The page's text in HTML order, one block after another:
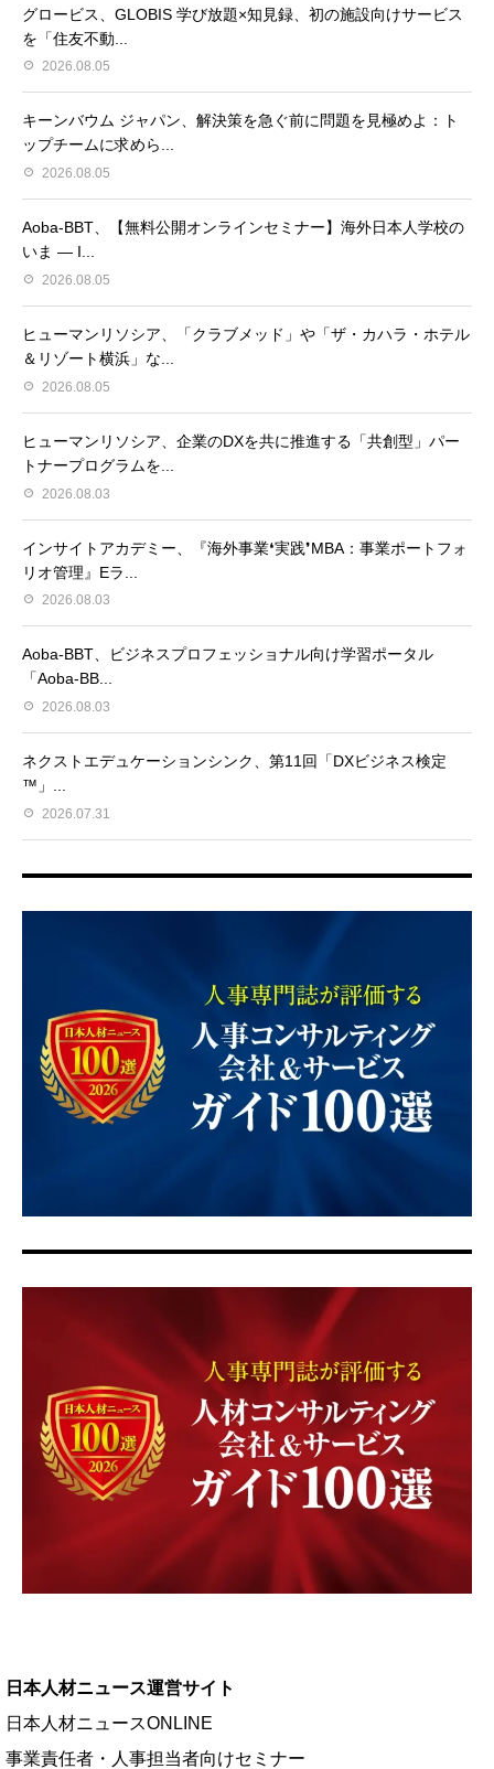
グロービス、GLOBIS 学び放題×知見録、初の施設向けサービス
を「住友不動...
2026.08.05
キーンバウム ジャパン、解決策を急ぐ前に問題を見極めよ：ト
ップチームに求めら...
2026.08.05
Aoba-BBT、【無料公開オンラインセミナー】海外日本人学校の
いま ― I...
2026.08.05
ヒューマンリソシア、「クラブメッド」や「ザ・カハラ・ホテル
＆リゾート横浜」な...
2026.08.05
ヒューマンリソシア、企業のDXを共に推進する「共創型」パー
トナープログラムを...
2026.08.03
インサイトアカデミー、『海外事業❛実践❜MBA：事業ポートフォ
リオ管理』Eラ...
2026.08.03
Aoba-BBT、ビジネスプロフェッショナル向け学習ポータル
「Aoba-BB...
2026.08.03
ネクストエデュケーションシンク、第11回「DXビジネス検定
™」...
2026.07.31
日本人材ニュース運営サイト
日本人材ニュースONLINE
事業責任者・人事担当者向けセミナー